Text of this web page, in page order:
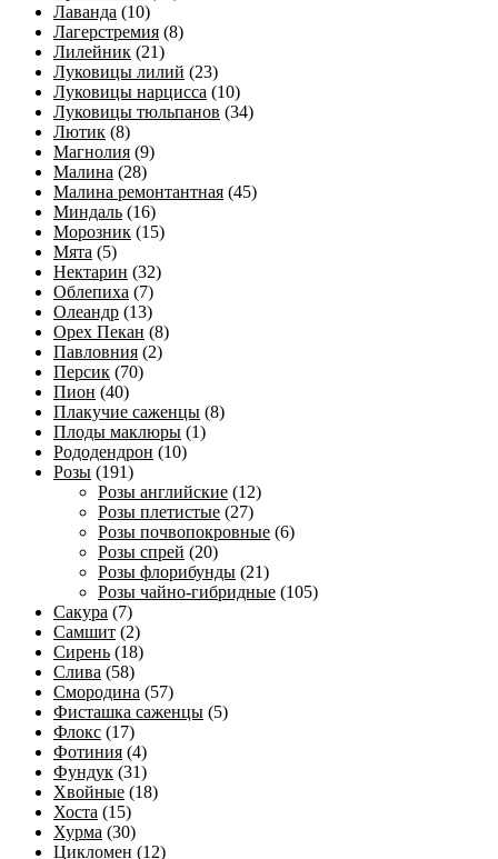
Лаванда (10)
Лагерстремия (8)
Лилейник (21)
Луковицы лилий (23)
Луковицы нарцисса (10)
Луковицы тюльпанов (34)
Лютик (8)
Магнолия (9)
Малина (28)
Малина ремонтантная (45)
Миндаль (16)
Морозник (15)
Мята (5)
Нектарин (32)
Облепиха (7)
Олеандр (13)
Орех Пекан (8)
Павловния (2)
Персик (70)
Пион (40)
Плакучие саженцы (8)
Плоды маклюры (1)
Рододендрон (10)
Розы (191)
Розы английские (12)
Розы плетистые (27)
Розы почвопокровные (6)
Розы спрей (20)
Розы флорибунды (21)
Розы чайно-гибридные (105)
Сакура (7)
Самшит (2)
Сирень (18)
Слива (58)
Смородина (57)
Фисташка саженцы (5)
Флокс (17)
Фотиния (4)
Фундук (31)
Хвойные (18)
Хоста (15)
Хурма (30)
Цикломен (12)